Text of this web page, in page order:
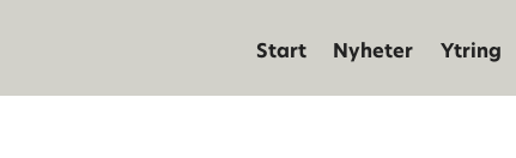
Start Nyheter Ytring